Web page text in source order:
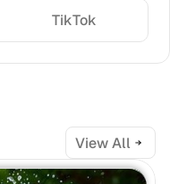
TikTok
View All